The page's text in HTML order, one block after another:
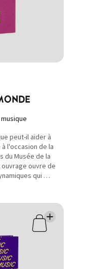
peut-il aider à
l'occasion de la
du Musée de la
ouvre de
qui …